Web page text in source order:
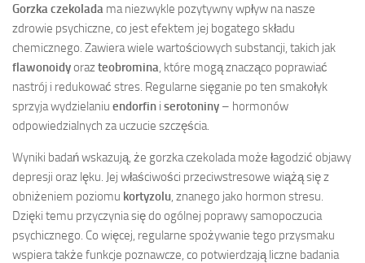
Gorzka czekolada ma niezwykle pozytywny wpływ na nasze
zdrowie psychiczne, co jest efektem jej bogatego składu
chemicznego. Zawiera wiele wartościowych substancji, takich jak
flawonoidyorazteobromina , które mogą znacząco poprawiać
nastrój i redukować stres. Regularne sięganie po ten smakołyk
sprzyja wydzielaniu endorfin i serotoniny – hormonów
odpowiedzialnych za uczucie szczęścia.
Wyniki badań wskazują, że gorzka czekolada może łagodzić objawy
depresji oraz lęku. Jej właściwości przeciwstresowe wiążą się z
obniżeniem poziomu kortyzolu , znanego jako hormon stresu.
Dzięki temu przyczynia się do ogólnej poprawy samopoczucia
psychicznego. Co więcej, regularne spożywanie tego przysmaku
wspiera także funkcje poznawcze, co potwierdzają liczne badania